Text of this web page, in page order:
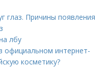
глаз. Причины появления
лбу
официальном интернет-
косметику?